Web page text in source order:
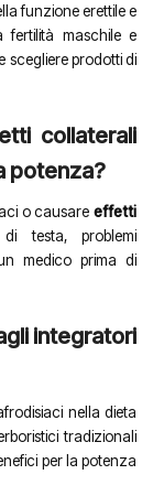
funzione erettile e
fertilità maschile e
scegliere prodotti di
collaterali
potenza?
o causare effetti
testa, problemi
medico prima di
integratori
nella dieta
tradizionali
per la potenza